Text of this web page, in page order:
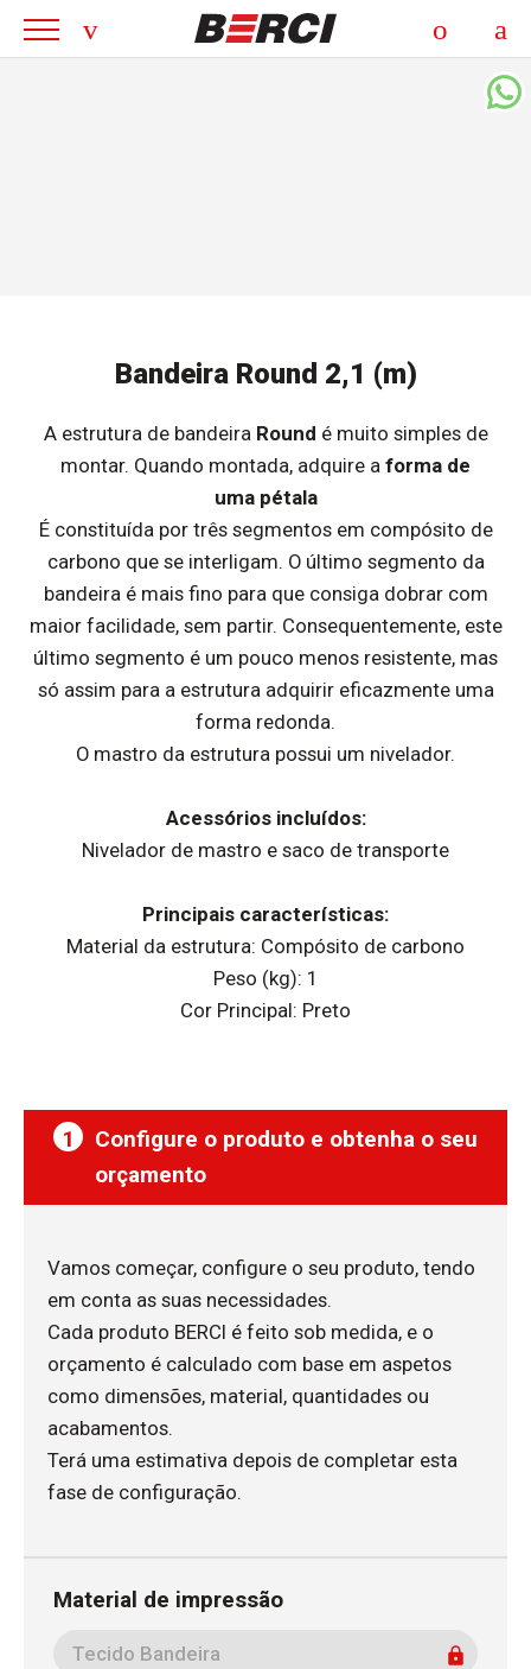
Bandeira Round 2,1 (m)
A estrutura de bandeira Round é muito simples de
montar. Quando montada, adquire a forma de
uma pétala
É constituída por três segmentos em compósito de
carbono que se interligam. O último segmento da
bandeira é mais fino para que consiga dobrar com
maior facilidade, sem partir. Consequentemente, este
último segmento é um pouco menos resistente, mas
só assim para a estrutura adquirir eficazmente uma
forma redonda.
O mastro da estrutura possui um nivelador.
Acessórios incluídos:
Nivelador de mastro e saco de transporte
Principais características:
Material da estrutura: Compósito de carbono
Peso (kg): 1
Cor Principal: Preto
1
Configure o produto e obtenha o seu
orçamento
Vamos começar, configure o seu produto, tendo
em conta as suas necessidades.
Cada produto BERCI é feito sob medida, e o
orçamento é calculado com base em aspetos
como dimensões, material, quantidades ou
acabamentos.
Terá uma estimativa depois de completar esta
fase de configuração.
Material de impressão